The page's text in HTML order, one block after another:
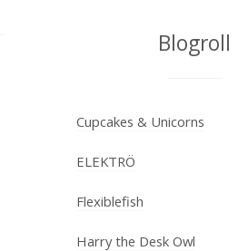
Blogroll
Cupcakes & Unicorns
ELEKTRÖ
Flexiblefish
Harry the Desk Owl